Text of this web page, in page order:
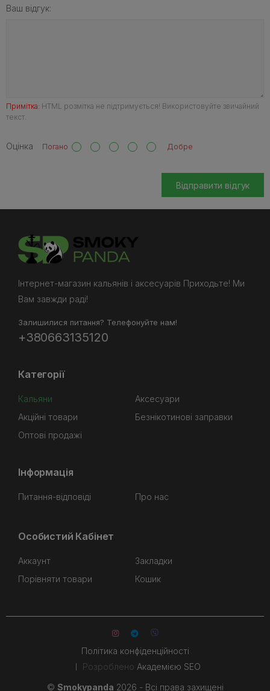
Ваш відгук:
Примітка: HTML розмітка не підтримується! Використовуйте звичайний
текст.
Оцінка Погано Добре
Відправити відгук
Інтернет-магазин кальянів і аксесуарів Приходьте! Ми
Вам завжди раді!
Залишилися питання? Телефонуйте нам!
+380663135120
Категорії
Кальяни
Аксесуари
Акційні товари
Безнікотинові заправки
Оптові продажі
Інформація
Питання-відповіді Про нас
Особистий Кабінет
Аккаунт
Закладки
Порівняти товари
Кошик
© Smokypanda 2026 - Всі права захищені
Політика конфіденційності
Розроблено Академією SEO